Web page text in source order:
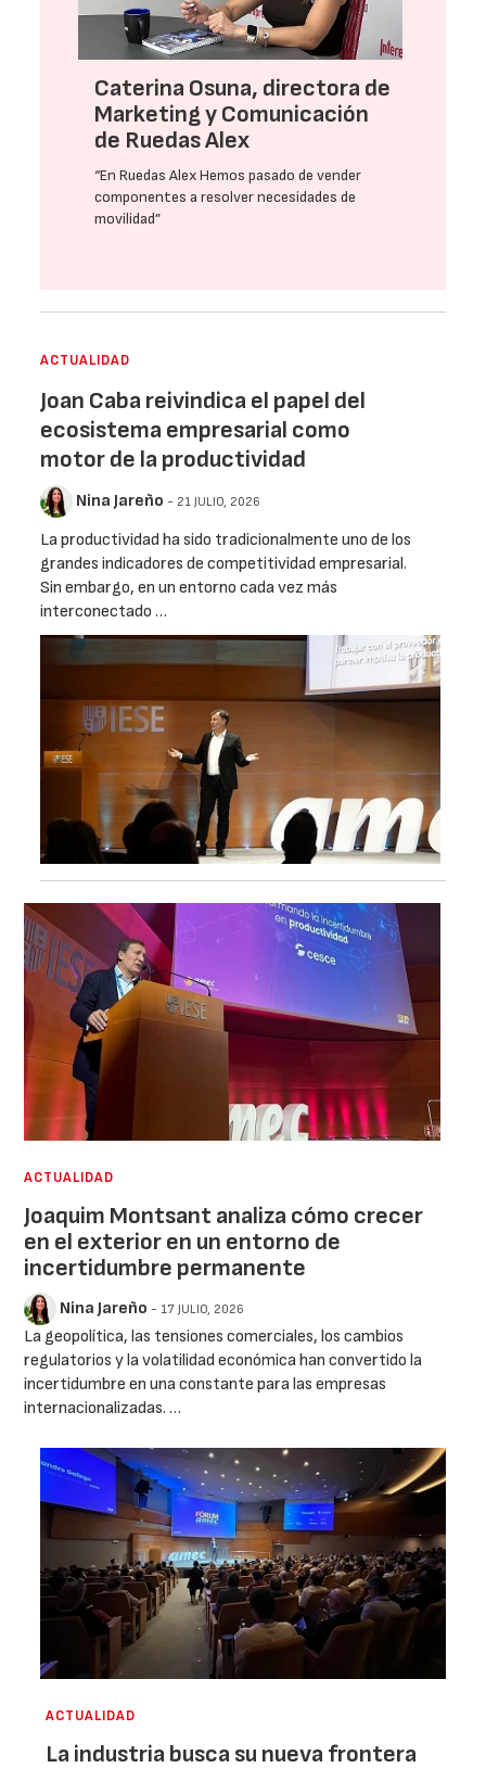
Caterina Osuna, directora de
Marketing y Comunicación
de Ruedas Alex
“En Ruedas Alex Hemos pasado de vender
componentes a resolver necesidades de
movilidad”
ACTUALIDAD
Joan Caba reivindica el papel del
ecosistema empresarial como
motor de la productividad
Nina Jareño - 21 JULIO, 2026
La productividad ha sido tradicionalmente uno de los
grandes indicadores de competitividad empresarial.
Sin embargo, en un entorno cada vez más
interconectado …
ACTUALIDAD
Joaquim Montsant analiza cómo crecer
en el exterior en un entorno de
incertidumbre permanente
Nina Jareño - 17 JULIO, 2026
La geopolítica, las tensiones comerciales, los cambios
regulatorios y la volatilidad económica han convertido la
incertidumbre en una constante para las empresas
internacionalizadas. …
ACTUALIDAD
La industria busca su nueva frontera